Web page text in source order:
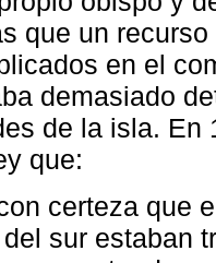
que un
en el
demasiado
de la isla. En
que:
certeza que
sur estaban